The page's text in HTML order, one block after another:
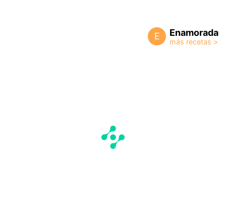
E Enamorada